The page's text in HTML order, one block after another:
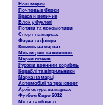
Нові марки
Почтовые блоки
Краса и величие
Блок у буклеті
Потяги та локомотиви
Спорт на марках
Фауна та флора
Космос на марках
Мистецтво та живопис
Марки літаків
Русскiй воєнний корабль
Кораблі та вітрильники
Марка на марці
Автомобілі та транспорт
Архітектура на марках
Футбол Євро 2012
Міста та області